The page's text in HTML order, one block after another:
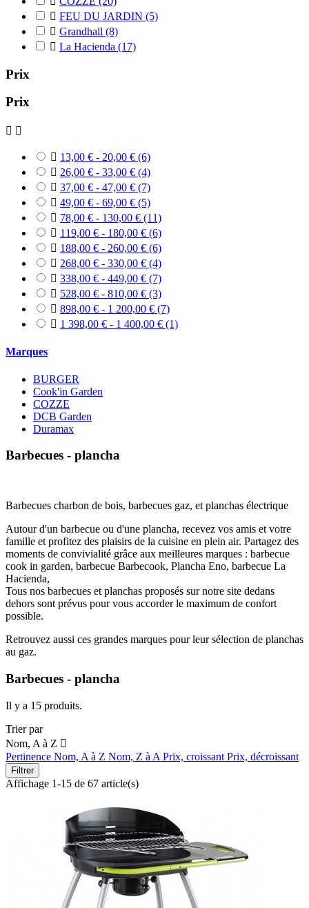
 FEU DU JARDIN (5)
 Grandhall (8)
 La Hacienda (17)
Prix
Prix
 
 13,00 € - 20,00 € (6)
 26,00 € - 33,00 € (4)
 37,00 € - 47,00 € (7)
 49,00 € - 69,00 € (5)
 78,00 € - 130,00 € (11)
 119,00 € - 180,00 € (6)
 188,00 € - 260,00 € (6)
 268,00 € - 330,00 € (4)
 338,00 € - 449,00 € (7)
 528,00 € - 810,00 € (3)
 898,00 € - 1 200,00 € (7)
 1 398,00 € - 1 400,00 € (1)
Marques
BURGER
Cook'in Garden
COZZE
DCB Garden
Duramax
Barbecues - plancha
Barbecues charbon de bois, barbecues gaz, et planchas électrique
Autour d'un barbecue ou d'une plancha, recevez vos amis et votre
famille et profitez des plaisirs de la cuisine en plein air. Partagez des
moments de convivialité grâce aux meilleures marques : barbecue
cook in garden, barbecue Barbecook, Plancha Eno, barbecue La
Hacienda,
Tous nos barbecues et planchas proposés sur notre site dedans
dehors sont prévus pour vous accorder le maximum de confort
possible.
Retrouvez aussi ces grandes marques pour leur sélection de planchas
au gaz.
Barbecues - plancha
Il y a 15 produits.
Trier par
Nom, A à Z 
Pertinence Nom, A à Z Nom, Z à A Prix, croissant Prix, décroissant
Filtrer
Affichage 1-15 de 67 article(s)